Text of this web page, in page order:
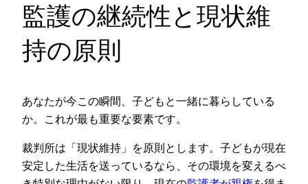
監護の継続性と現状維
持の原則
あなたが今この瞬間、子どもと一緒に暮らしている
か。これが最も重要な要素です。
裁判所は「現状維持」を原則とします。子どもが現在
安定した生活を送っているなら、その環境を変えるべ